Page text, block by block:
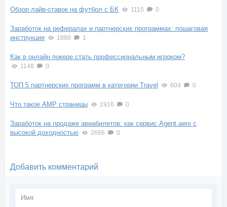
Обзор лайв-ставок на футбол с БК 1115 0
Заработок на рефералах и партнерских программах: пошаговая
инструкция
1880 1
Как в онлайн покере стать профессиональным игроком?
1148 0
ТОП 5 партнерских программ в категории Travel 604 0
Что такое AMP страницы 1916 0
Заработок на продаже авиабилетов: как сервис Agent.aero с
высокой доходностью
2666 0
Добавить комментарий